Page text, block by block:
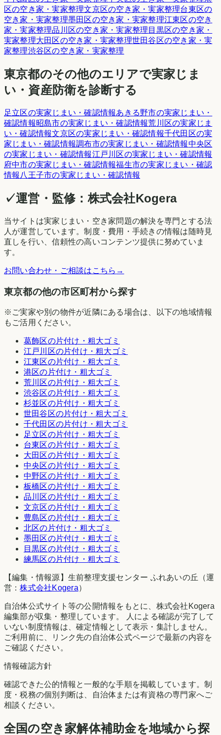
区の空き家・実家整理文京区の空き家・実家整理台東区の
空き家・実家整理墨田区の空き家・実家整理江東区の空き
家・実家整理品川区の空き家・実家整理 目黒区の空き家・
実家整理大田区の空き家・実家整理世田谷区の空き家・実
家整理渋谷区の空き家・実家整理
東京都のその他のエリアで実家じま
い・資産防衛を診断する
足立区の実家じまい・確認情報あきる野市の実家じまい・
確認情報昭島市の実家じまい・確認情報荒川区の実家じま
い・確認情報文京区の実家じまい・確認情報千代田区の実
家じまい・確認情報調布市の実家じまい・確認情報中央区
の実家じまい・確認情報江戸川区の実家じまい・確認情報
府中市の実家じまい・確認情報福生市の実家じまい・確認
情報 八王子市の実家じまい・確認情報
✓運営・監修：株式会社Kogera
当サイトは実家じまい・空き家問題の解決を専門とする法
人が運営しています。制度・費用・手続きの情報は随時見
直しを行い、信頼性の高いコンテンツ提供に努めていま
す。
お問い合わせ・ご相談はこちら →
東京都の他の市区町村から探す
※ご実家や別の物件が近隣にある場合は、以下の地域情報
もご活用ください。
葛飾区の片付け・粗大ゴミ
江戸川区の片付け・粗大ゴミ
江東区の片付け・粗大ゴミ
港区の片付け・粗大ゴミ
荒川区の片付け・粗大ゴミ
渋谷区の片付け・粗大ゴミ
杉並区の片付け・粗大ゴミ
世田谷区の片付け・粗大ゴミ
千代田区の片付け・粗大ゴミ
足立区の片付け・粗大ゴミ
台東区の片付け・粗大ゴミ
大田区の片付け・粗大ゴミ
中央区の片付け・粗大ゴミ
中野区の片付け・粗大ゴミ
板橋区の片付け・粗大ゴミ
品川区の片付け・粗大ゴミ
文京区の片付け・粗大ゴミ
豊島区の片付け・粗大ゴミ
北区の片付け・粗大ゴミ
墨田区の片付け・粗大ゴミ
目黒区の片付け・粗大ゴミ
練馬区の片付け・粗大ゴミ
【編集・情報源】生前整理支援センター ふれあいの丘（運
営：株式会社Kogera）
自治体公式サイト等の公開情報をもとに、株式会社Kogera
編集部が収集・整理しています。 人による確認が完了して
いない制度情報は、確定情報として表示・集計しません。
ご利用前に、リンク先の自治体公式ページで最新の内容を
ご確認ください。
情報確認方針
確認できた公的情報と一般的な手順を掲載しています。制
度・税務の個別判断は、自治体または有資格の専門家へご
相談ください。
全国の空き家解体補助金を地域から探